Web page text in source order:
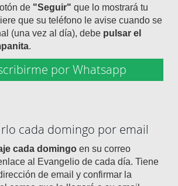
de "Seguir" que lo mostrará tu
que su teléfono le avise cuando se
(una vez al día), debe pulsar el
.
por Whatsapp
cada domingo por email
cada domingo en su correo
al Evangelio de cada día. Tiene
de email y confirmar la